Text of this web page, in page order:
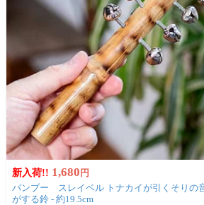
新入荷!! 1,680円
バンブー スレイベル トナカイが引くそりの音色
がする鈴 - 約19.5cm